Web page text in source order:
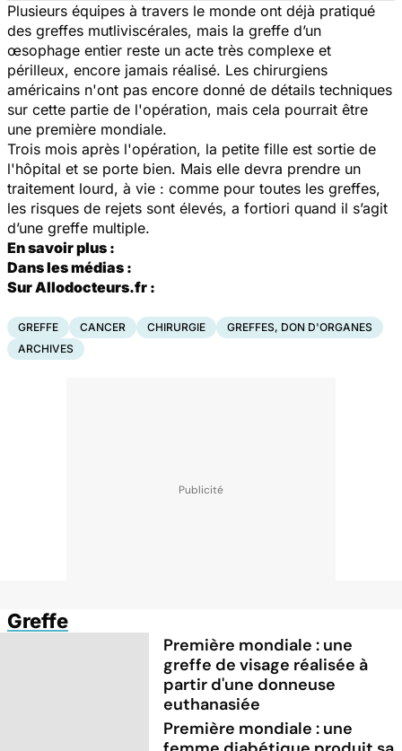
Plusieurs équipes à travers le monde ont déjà pratiqué
des greffes mutliviscérales, mais la greffe d’un
œsophage entier reste un acte très complexe et
périlleux, encore jamais réalisé. Les chirurgiens
américains n'ont pas encore donné de détails techniques
sur cette partie de l'opération, mais cela pourrait être
une première mondiale.
Trois mois après l'opération, la petite fille est sortie de
l'hôpital et se porte bien. Mais elle devra prendre un
traitement lourd, à vie : comme pour toutes les greffes,
les risques de rejets sont élevés, a fortiori quand il s’agit
d’une greffe multiple.
En savoir plus :
Dans les médias :
Sur Allodocteurs.fr :
GREFFE CANCER CHIRURGIE
GREFFES, DON D'ORGANES
ARCHIVES
Greffe
Première mondiale : une
greffe de visage réalisée à
partir d'une donneuse
euthanasiée
Première mondiale : une